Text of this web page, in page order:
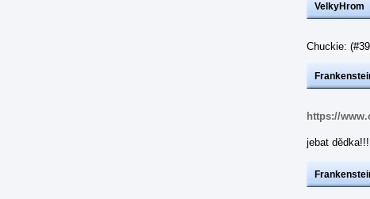
VelkyHrom
Chuckie:
https://
jebat